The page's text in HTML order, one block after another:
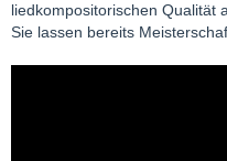
liedkompositorischen Qualität
Sie lassen bereits